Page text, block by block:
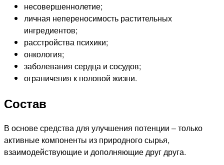
несовершеннолетие;
личная непереносимость растительных
ингредиентов;
расстройства психики;
онкология;
заболевания сердца и сосудов;
ограничения к половой жизни.
Состав
В основе средства для улучшения потенции – только
активные компоненты из природного сырья,
взаимодействующие и дополняющие друг друга.